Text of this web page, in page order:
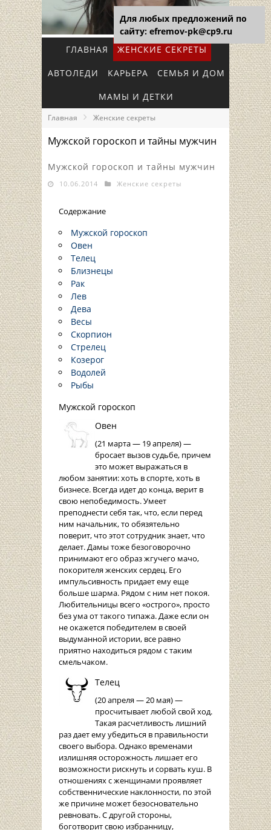
ГЛАВНАЯ ЖЕНСКИЕ СЕКРЕТЫ
АВТОЛЕДИ КАРЬЕРА СЕМЬЯ И ДОМ
МАМЫ И ДЕТКИ
Главная Женские секреты
Мужской гороскоп и тайны мужчин
Мужской гороскоп и тайны мужчин
10.06.2014 Женские секреты
Содержание
Мужской гороскоп
Овен
Телец
Близнецы
Рак
Лев
Дева
Весы
Скорпион
Стрелец
Козерог
Водолей
Рыбы
Мужской гороскоп
Овен
(21 марта — 19 апреля) —
бросает вызов судьбе, причем
это может выражаться в
любом занятии: хоть в спорте, хоть в
бизнесе. Всегда идет до конца, верит в
свою непобедимость. Умеет
преподнести себя так, что, если перед
ним начальник, то обязятельно
поверит, что этот сотрудник знает, что
делает. Дамы тоже безоговорочно
принимают его образ жгучего мачо,
покорителя женских сердец. Его
импульсивность придает ему еще
больше шарма. Рядом с ним нет покоя.
Любительницы всего «острого», просто
без ума от такого типажа. Даже если он
не окажется победителем в своей
выдуманной истории, все равно
приятно находиться рядом с таким
смельчаком.
Телец
(20 апреля — 20 мая) —
просчитывает любой свой ход.
Такая расчетливость лишний
раз дает ему убедиться в правильности
своего выбора. Однако временами
излишняя осторожность лишает его
возможности рискнуть и сорвать куш. В
отношениях с женщинами проявляет
собственнические наклонности, по этой
же причине может безосновательно
ревновать. С другой стороны,
боготворит свою избранницу,
Для любых предложений по
сайту: efremov-pk@cp9.ru